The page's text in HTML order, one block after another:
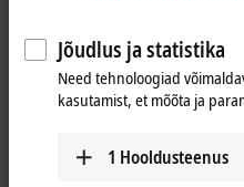
Kui klõpsate nupul „Nõustun“,
privaatsussätteid; selle
sisu. Palun tutvuge meie
Jõudlus ja statistika
Need tehnoloogiad
kasutamist, et mõõta ja
1 Hooldusteenus